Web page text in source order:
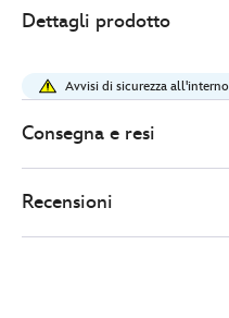
Store
22.00
bimbi-
saetta-
mcqueen-
cars-
2412049220250M.html
Dettagli prodotto
Avvisi di sicurezza all'interno
Consegna e resi
Recensioni